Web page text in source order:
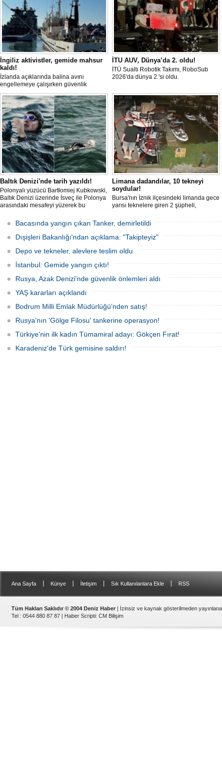
İngiliz aktivistler, gemide mahsur
kaldı!
İzlanda açıklarında balina avını
engellemeye çalışırken güvenlik
güçlerince durdurulan Bandero adlı
protesto gemisindeki 21 çevre aktivisti,
günlerdir gemiden çıkmalarına izin
verilmediğini ve temel haklarının ihlal
edildiğini öne sürdü. Mürettebatta iki
Britanyalı aktivist de bulunuyor.
İTU AUV, Dünya’da 2. oldu!
İTÜ Sualtı Robotik Takımı, RoboSub
2026'da dünya 2.'si oldu.
Baltık Denizi'nde tarih yazıldı!
Polonyalı yüzücü Bartłomiej Kubkowski,
Baltık Denizi üzerinde İsveç ile Polonya
arasındaki mesafeyi yüzerek bu
Limana dadandılar, 10 tekneyi
soydular!
Bursa'nın İznik ilçesindeki limanda gece
yarısı teknelere giren 2 şüpheli,
çaldı. Olay, güvenlik kameralarına
yansıdı, tekne sahiplerinin ihbarıyla
jandarma inceleme başlattı.
Bacasında yangın çıkan Tanker, demirletildi
Dışişleri Bakanlığı'ndan açıklama: "Takipteyiz"
Depo ve tekneler, alevlere teslim oldu
İstanbul: Gemide yangın çıktı!
Rusya, Azak Denizi'nde güvenlik önlemleri aldı
YAŞ kararları açıklandı
Bodrum Milli Emlak Müdürlüğü’nden satış!
Rusya'nın 'Gölge Filosu' tankerine operasyon!
Türkiye'nin ilk kadın Tümamiral adayı: Gökçen Fırat!
Karadeniz'de Türk gemisine saldırı!
Ana Sayfa Künye İletişim Sık Kullanılanlara Ekle RSS
Tüm Hakları Saklıdır © 2004 Deniz Haber | İzinsiz ve kaynak gösterilmeden
Tel : 0544 880 87 87 | Haber Scripti: CM Bilişim